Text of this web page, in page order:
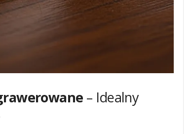
– Idealny